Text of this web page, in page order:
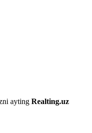
ayting Realting.uz